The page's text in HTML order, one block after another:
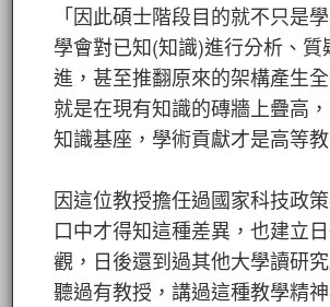
「因此碩士階段目的就不只是
學會對已知(知識)進行分析、
進，甚至推翻原來的架構產生
就是在現有知識的磚牆上疊高
知識基座，學術貢獻才是高等教
因這位教授擔任過國家科技政
口中才得知這種差異，也建立
觀，日後還到過其他大學讀研
聽過有教授，講過這種教學精